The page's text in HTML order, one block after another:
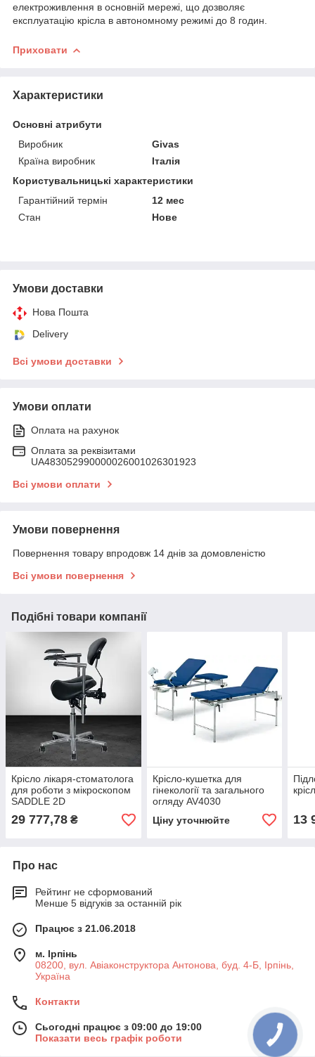
електроживлення в основній мережі, що дозволяє
експлуатацію крісла в автономному режимі до 8 годин.
Приховати
Характеристики
Основні атрибути
Виробник
Givas
Країна виробник
Італія
Користувальницькі характеристики
Гарантійний термін
12 мес
Стан
Нове
Умови доставки
Нова Пошта
Delivery
Всі умови доставки
Умови оплати
Оплата на рахунок
Оплата за реквізитами
UA483052990000026001026301923
Всі умови оплати
Умови повернення
Повернення товару впродовж 14 днів за домовленістю
Всі умови повернення
Подібні товари компанії
Крісло лікаря-стоматолога
для роботи з мікроскопом
SADDLE 2D
29 777,78 ₴
Крісло-кушетка для
гінекології та загального
огляду AV4030
Ціну уточнюйте
13
Про нас
Рейтинг не сформований
Менше 5 відгуків за останній рік
Працює з 21.06.2018
м. Ірпінь
08200, вул. Авіаконструктора Антонова, буд. 4-Б, Ірпінь,
Україна
Контакти
Сьогодні працює з 09:00 до 19:00
Показати весь графік роботи